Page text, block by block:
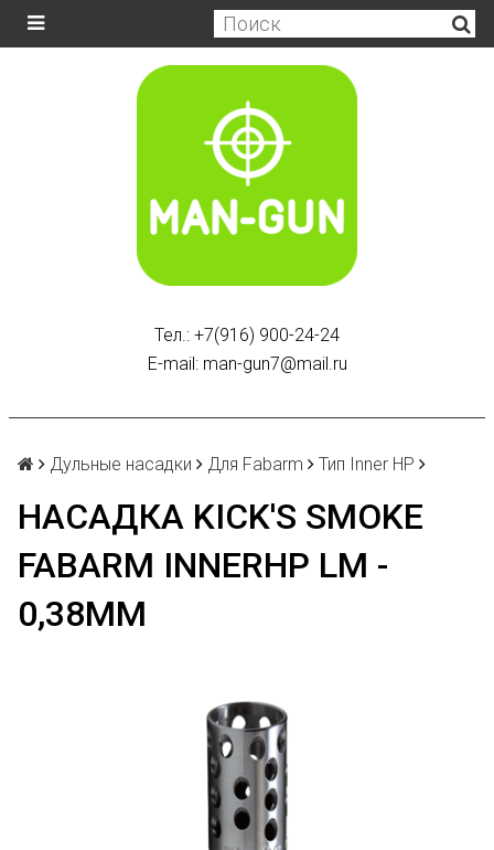
Тел.: +7(916) 900-24-24
E-mail: man-gun7@mail.ru
Дульные насадки Для Fabarm Тип Inner HP
НАСАДКА KICK'S SMOKE
FABARM INNERHP LM -
0,38ММ